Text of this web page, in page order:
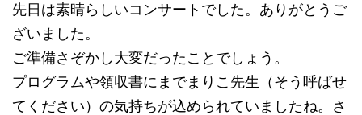
先日は素晴らしいコンサートでした。ありがとうご
ざいました。
ご準備さぞかし大変だったことでしょう。
プログラムや領収書にまでまりこ先生（そう呼ばせ
てください）の気持ちが込められていましたね。さ